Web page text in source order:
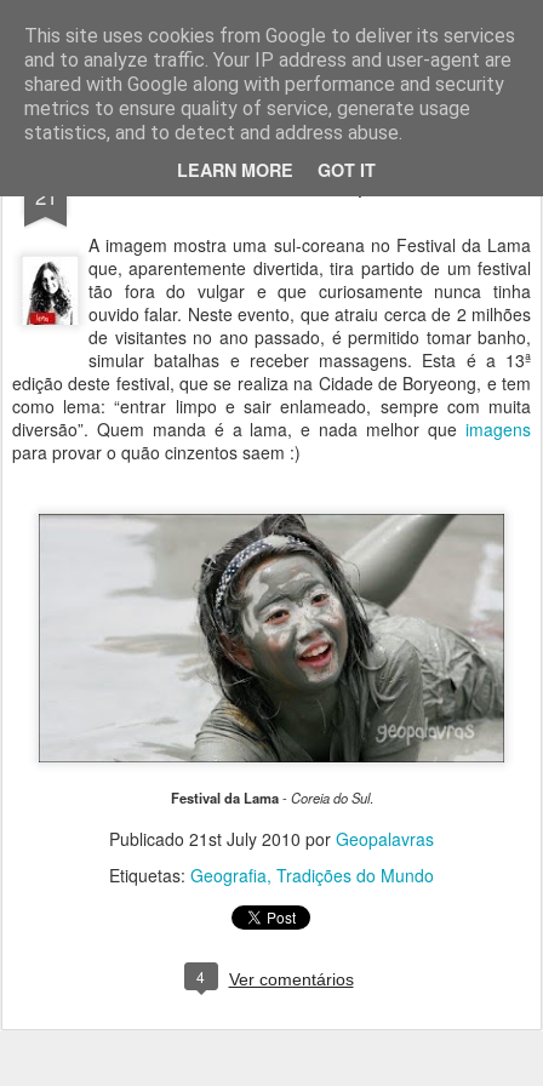
This site uses cookies from Google to deliver its services
and to analyze traffic. Your IP address and user-agent are
shared with Google along with performance and security
metrics to ensure quality of service, generate usage
statistics, and to detect and address abuse.
LEARN MORE GOT IT
Geopalavras
canal800 clique ZapCanal
21 Faz tão bem à pele!
A imagem mostra uma sul-coreana no Festival da Lama
que, aparentemente divertida, tira partido de um festival
tão fora do vulgar e que curiosamente nunca tinha
ouvido falar. Neste evento, que atraiu cerca de 2 milhões
de visitantes no ano passado, é permitido tomar banho,
simular batalhas e receber massagens. Esta é a 13ª
edição deste festival, que se realiza na Cidade de Boryeong, e tem
como lema: “entrar limpo e sair enlameado, sempre com muita
diversão”. Quem manda é a lama, e nada melhor que imagens
para provar o quão cinzentos saem :)
Festival da Lama-Coreia do Sul.
Publicado 21st July 2010 por Geopalavras
Etiquetas: Geografia Tradições do Mundo
4 Ver comentários